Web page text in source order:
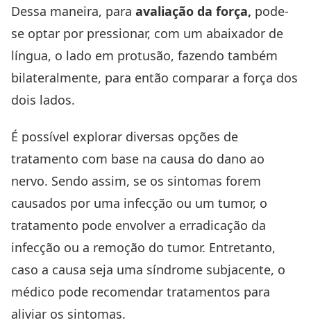
Dessa maneira, para avaliação da força, pode-
se optar por pressionar, com um abaixador de
língua, o lado em protusão, fazendo também
bilateralmente, para então comparar a força dos
dois lados.
É possível explorar diversas opções de
tratamento com base na causa do dano ao
nervo. Sendo assim, se os sintomas forem
causados por uma infecção ou um tumor, o
tratamento pode envolver a erradicação da
infecção ou a remoção do tumor. Entretanto,
caso a causa seja uma síndrome subjacente, o
médico pode recomendar tratamentos para
aliviar os sintomas.